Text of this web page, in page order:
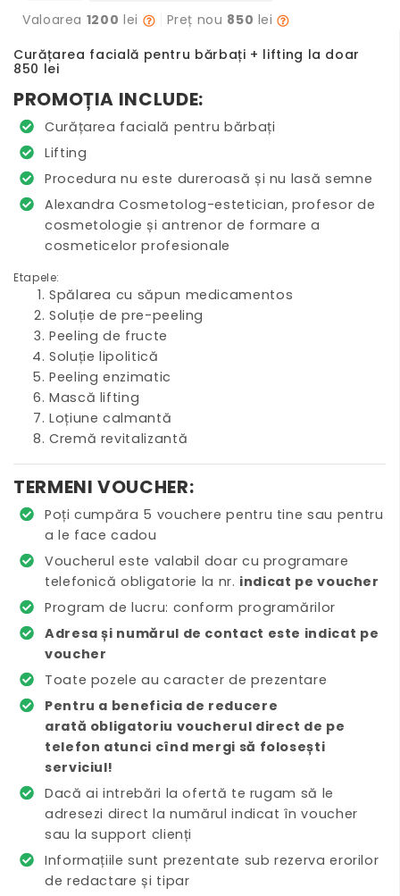
Valoarea 1200 lei Preț nou 850 lei
Curățarea facială pentru bărbați + lifting la doar
850 lei
PROMOȚIA INCLUDE:
Curățarea facială pentru bărbați
Lifting
Procedura nu este dureroasă și nu lasă semne
Alexandra Cosmetolog-estetician, profesor de
cosmetologie și antrenor de formare a
cosmeticelor profesionale
Etapele:
Spălarea cu săpun medicamentos
Soluție de pre-peeling
Peeling de fructe
Soluție lipolitică
Peeling enzimatic
Mască lifting
Loțiune calmantă
Cremă revitalizantă
TERMENI VOUCHER:
Poți cumpăra 5 vouchere pentru tine sau pentru
a le face cadou
Voucherul este valabil doar cu programare
telefonică obligatorie la nr. indicat pe voucher
Program de lucru: conform programărilor
Adresa și numărul de contact este indicat pe
voucher
Toate pozele au caracter de prezentare
Pentru a beneficia de reducere
arată obligatoriu voucherul direct de pe
telefon atunci cînd mergi să folosești
serviciul!
Dacă ai intrebări la ofertă te rugam să le
adresezi direct la numărul indicat în voucher
sau la support clienți
Informațiile sunt prezentate sub rezerva erorilor
de redactare și tipar